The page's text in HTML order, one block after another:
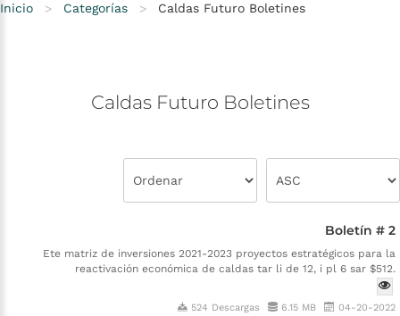
Inicio > Categorías > Caldas Futuro Boletines
Caldas Futuro Boletines
Boletín # 2
Ete matriz de inversiones 2021-2023 proyectos estratégicos para la
reactivación económica de caldas tar li de 12, i pl 6 sar $512.
524 Descargas 6.15 MB 04-20-2022